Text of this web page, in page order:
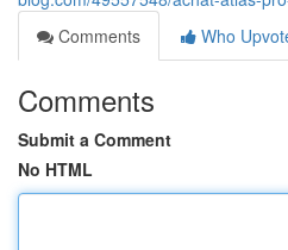
Comments
Who
Comments
Submit a Comment
No HTML